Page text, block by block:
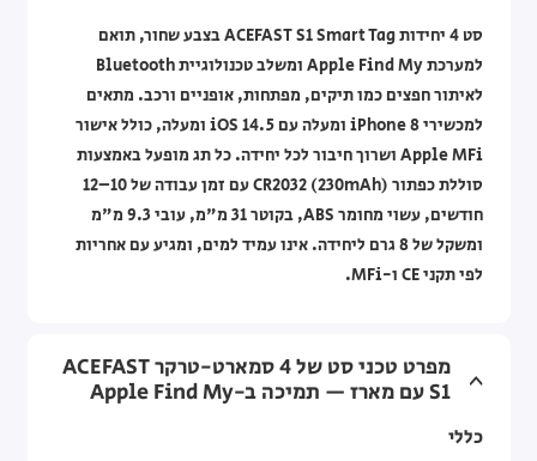
סט 4 יחידות ACEFAST S1 Smart Tag בצבע שחור, תואם
למערכת Apple Find My ומשלב טכנולוגיית Bluetooth
לאיתור חפצים כמו תיקים, מפתחות, אופניים ורכב. מתאים
למכשירי iPhone 8 ומעלה עם iOS 14.5 ומעלה, כולל אישור
Apple MFi ושרוך חיבור לכל יחידה. כל תג מופעל באמצעות
סוללת כפתור CR2032 (230mAh) עם זמן עבודה של 10–12
חודשים, עשוי מחומר ABS, בקוטר 31 מ"מ, עובי 9.3 מ"מ
ומשקל של 8 גרם ליחידה. אינו עמיד למים, ומגיע עם אחריות
לפי תקני CE ו-MFi.
מפרט טכני סט של 4 סמארט-טרקר ACEFAST
S1 עם מארז — תמיכה ב-Apple Find My
כללי